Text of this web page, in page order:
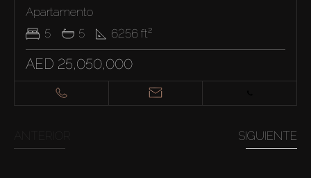
Apartamento
5
5 6256 ft²
AED 25,050,000
SIGUIENTE